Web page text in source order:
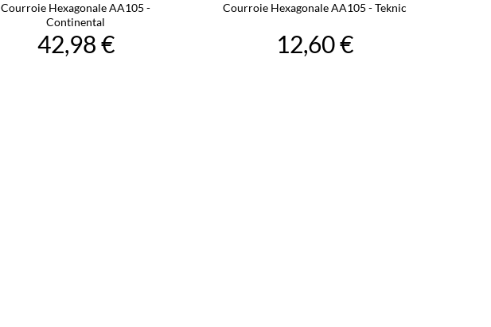
Courroie Hexagonale AA105 -
Continental
42,98 €
Courroie Hexagonale AA105 - Teknic
12,60 €